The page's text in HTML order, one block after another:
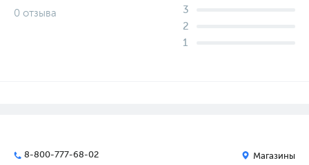
0 отзыва
3
2
1
8-800-777-68-02 Магазины